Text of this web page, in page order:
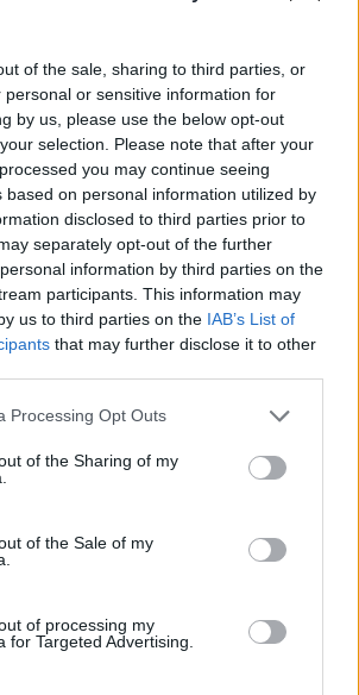
of the sale, sharing to third parties, or
personal or sensitive information for
by us, please use the below opt-out
selection. Please note that after your
you may continue seeing
based on personal information utilized by
disclosed to third parties prior to
separately opt-out of the further
information by third parties on the
participants. This information may
us to third parties on the IAB’s List of
that may further disclose it to other
website/app uses one or more Google
or usage behaviour. You may click to
to Google and its third-party tags to
specified purposes in below Google
Processing Opt Outs
of the Sharing of my
of the Sale of my
of processing my
for Targeted Advertising.